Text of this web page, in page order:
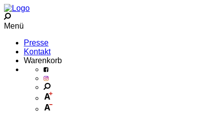
Menü
Presse
Kontakt
Warenkorb